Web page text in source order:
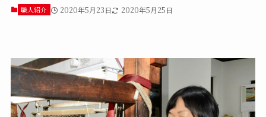
職人紹介 2020年5月23日 2020年5月25日